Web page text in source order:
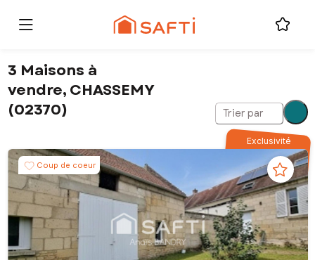
3 Maisons à
vendre, CHASSEMY
(02370)
Trier par
Exclusivité
Coup de coeur